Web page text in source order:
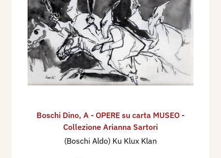
Boschi Dino, A - OPERE su carta MUSEO -
Collezione Arianna Sartori
(Boschi Aldo) Ku Klux Klan